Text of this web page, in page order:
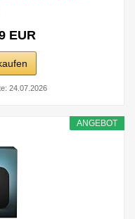
EUR
24.07.2026
ANGEBOT